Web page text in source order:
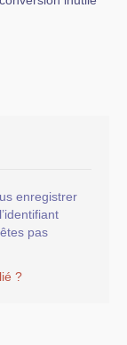
enregistrer
pas
?